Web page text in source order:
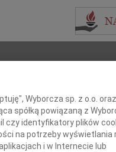
Imię i nazwisko lub numer
+ szukanie
Wyborcza sp. z o.o.
spółką powiązaną z
czy identyfikatory plików
na potrzeby wyświetlania
i w Internecie lub